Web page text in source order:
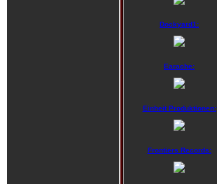
Dockyard1:
Earache:
Einheit Produktionen:
Frontiers Records: